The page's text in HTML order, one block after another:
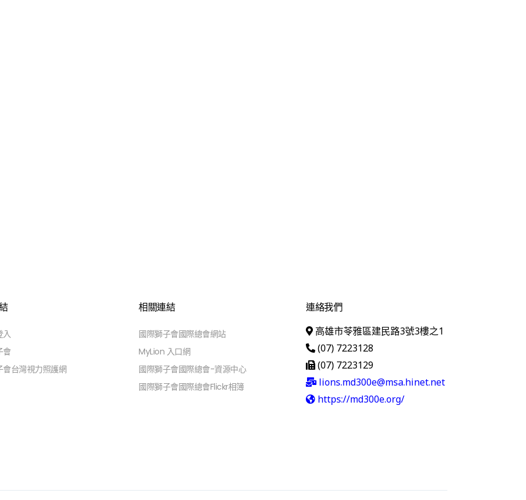
入
會
會台灣視力照護網
相關連結
國際獅子會國際總會網站
MyLion 入口網
國際獅子會國際總會-資源中心
國際獅子會國際總會Flickr相簿
連絡我們
高雄市苓雅區建民路3號3樓之1
(07) 7223128
(07) 7223129
lions.md300e@msa.hinet.net
https://md300e.org/